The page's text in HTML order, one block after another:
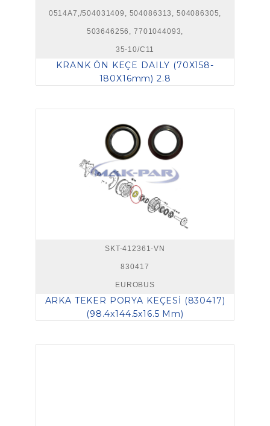
0514A7,/504031409, 504086313, 504086305,
503646256, 7701044093,
35-10/C11
KRANK ÖN KEÇE DAILY (70X158-
180X16mm) 2.8
SKT-412361-VN
830417
EUROBUS
ARKA TEKER PORYA KEÇESİ (830417)
(98.4x144.5x16.5 Mm)